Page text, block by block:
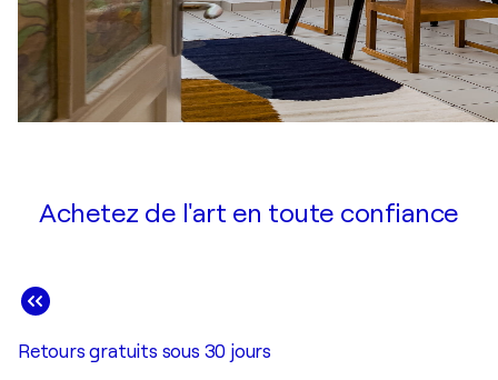
Achetez de l'art en toute confiance
Retours gratuits sous 30 jours